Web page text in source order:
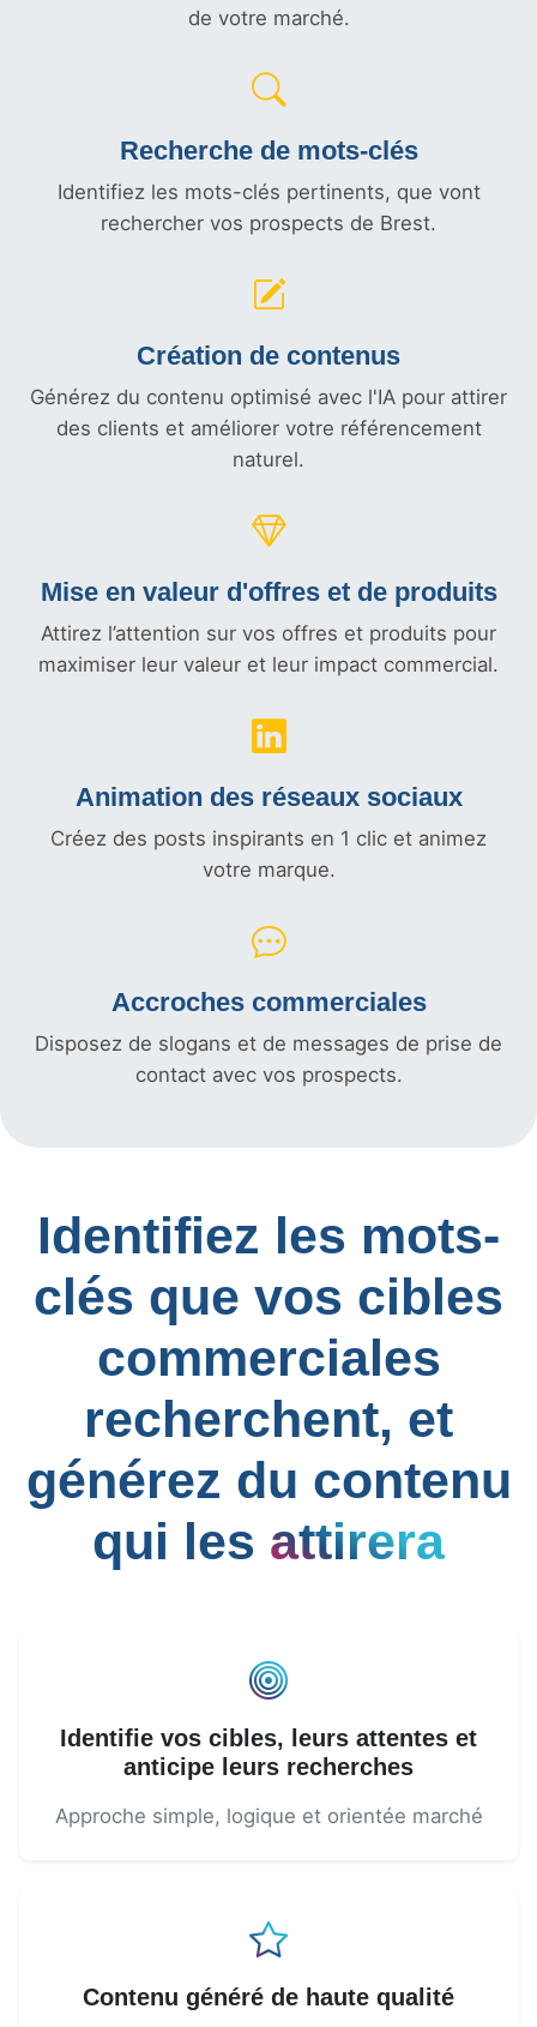
de votre marché.
Recherche de mots-clés
Identifiez les mots-clés pertinents, que vont
rechercher vos prospects de Brest.
Création de contenus
Générez du contenu optimisé avec l'IA pour attirer
des clients et améliorer votre référencement
naturel.
Mise en valeur d'offres et de produits
Attirez l’attention sur vos offres et produits pour
maximiser leur valeur et leur impact commercial.
Animation des réseaux sociaux
Créez des posts inspirants en 1 clic et animez
votre marque.
Accroches commerciales
Disposez de slogans et de messages de prise de
contact avec vos prospects.
Identifiez les mots-
clés que vos cibles
commerciales
recherchent, et
générez du contenu
qui les attirera
Identifie vos cibles, leurs attentes et
anticipe leurs recherches
Approche simple, logique et orientée marché
Contenu généré de haute qualité